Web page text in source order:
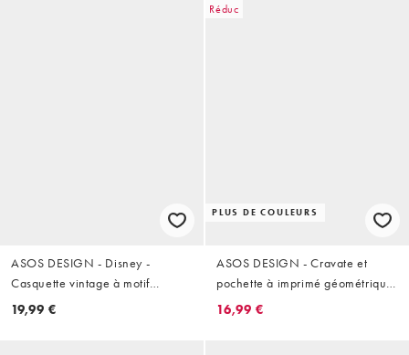
ASOS DESIGN - Disney -
Casquette vintage à motif
Mickey - Noir et beige
19,99 €
Réduc
PLUS DE COULEURS
ASOS DESIGN - Cravate et
pochette à imprimé géométrique
vintage - Bordeaux
16,99 €